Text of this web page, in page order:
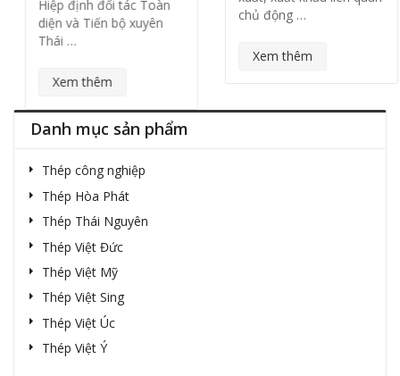
Hiệp định đối tác Toàn
diện và Tiến bộ xuyên
Thái …
Xem thêm
chủ động …
Xem thêm
Danh mục sản phẩm
Thép công nghiệp
Thép Hòa Phát
Thép Thái Nguyên
Thép Việt Đức
Thép Việt Mỹ
Thép Việt Sing
Thép Việt Úc
Thép Việt Ý